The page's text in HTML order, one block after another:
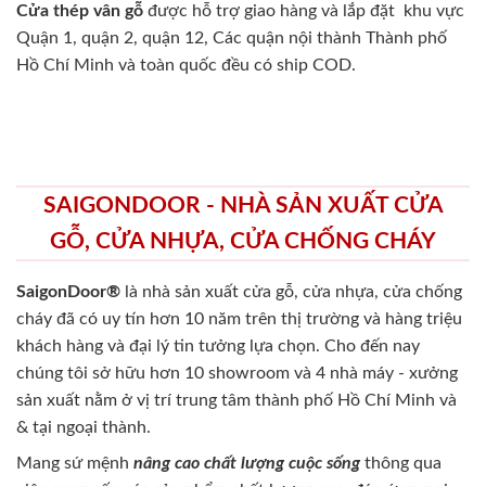
Cửa thép vân gỗ được hỗ trợ giao hàng và lắp đặt khu vực
Quận 1, quận 2, quận 12, Các quận nội thành Thành phố
Hồ Chí Minh và toàn quốc đều có ship COD.
SAIGONDOOR - NHÀ SẢN XUẤT CỬA
GỖ, CỬA NHỰA, CỬA CHỐNG CHÁY
SaigonDoor® là nhà sản xuất cửa gỗ, cửa nhựa, cửa chống
cháy đã có uy tín hơn 10 năm trên thị trường và hàng triệu
khách hàng và đại lý tin tưởng lựa chọn. Cho đến nay
chúng tôi sở hữu hơn 10 showroom và 4 nhà máy - xưởng
sản xuất nằm ở vị trí trung tâm thành phố Hồ Chí Minh và
& tại ngoại thành.
Mang sứ mệnh nâng cao chất lượng cuộc sốngthông qua